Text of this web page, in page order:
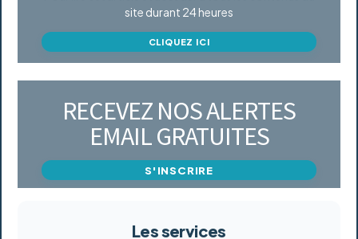
site durant 24 heures
CLIQUEZ ICI
RECEVEZ NOS ALERTES
EMAIL GRATUITES
S'INSCRIRE
Les services